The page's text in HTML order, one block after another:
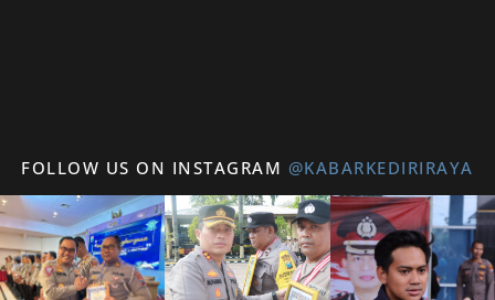
FOLLOW US ON INSTAGRAM @KABARKEDIRIRAYA